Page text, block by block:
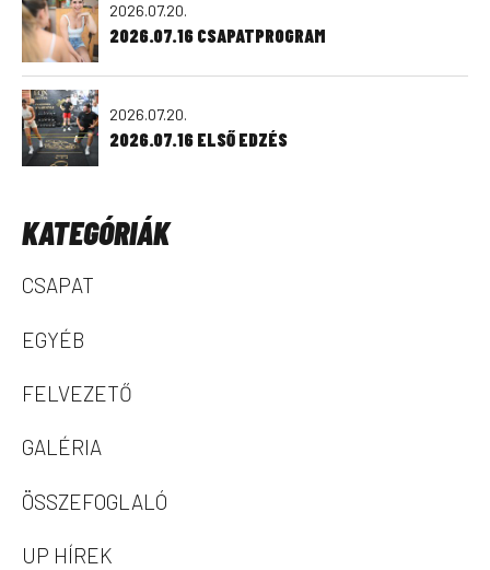
2026.07.20.
2026.07.16 CSAPATPROGRAM
2026.07.20.
2026.07.16 ELSŐ EDZÉS
KATEGÓRIÁK
CSAPAT
EGYÉB
FELVEZETŐ
GALÉRIA
ÖSSZEFOGLALÓ
UP HÍREK